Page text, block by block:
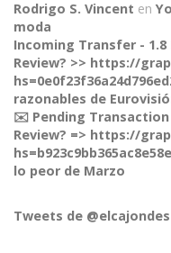
CONNECT
Rodrigo S. Vincent en
moda
Incoming Transfer -
Review? >> https://
razonables de
✉️ Pending Transaction
Review? => https://
lo peor de Marzo
Tweets de